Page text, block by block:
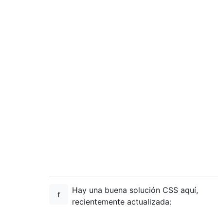
Hay una buena solución CSS aquí,
recientemente actualizada: